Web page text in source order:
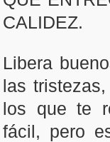
CALIDEZ.
Libera
las
los que te
fácil, pero